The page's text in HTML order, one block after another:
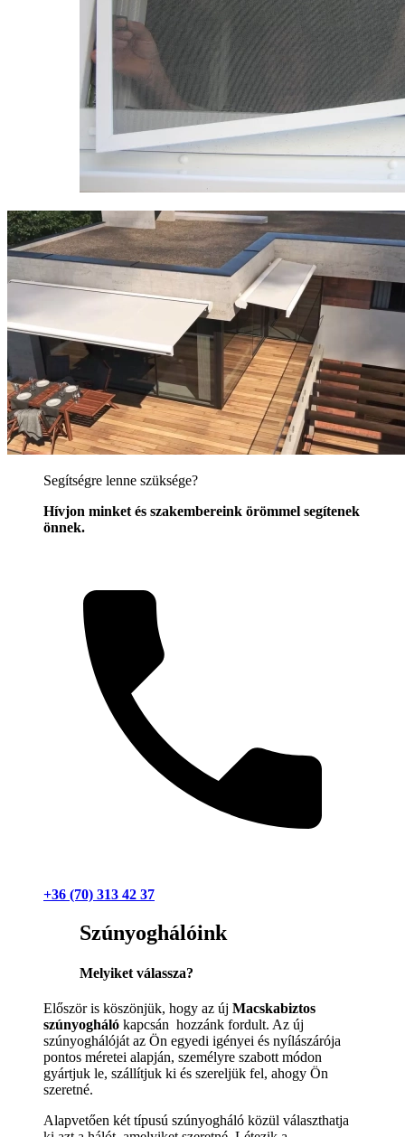
Segítségre lenne szüksége?
Hívjon minket és szakembereink örömmel segítenek
önnek.
+36 (70) 313 42 37
Szúnyoghálóink
Melyiket válassza?
Először is köszönjük, hogy az új Macskabiztos
szúnyogháló kapcsán hozzánk fordult. Az új
szúnyoghálóját az Ön egyedi igényei és nyílászárója
pontos méretei alapján, személyre szabott módon
gyártjuk le, szállítjuk ki és szereljük fel, ahogy Ön
szeretné.
Alapvetően két típusú szúnyogháló közül választhatja